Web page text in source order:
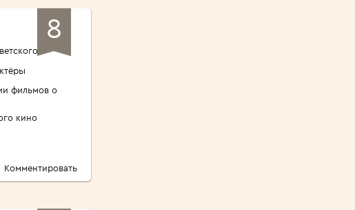
8
кино
фильмов о
кино
Комментировать